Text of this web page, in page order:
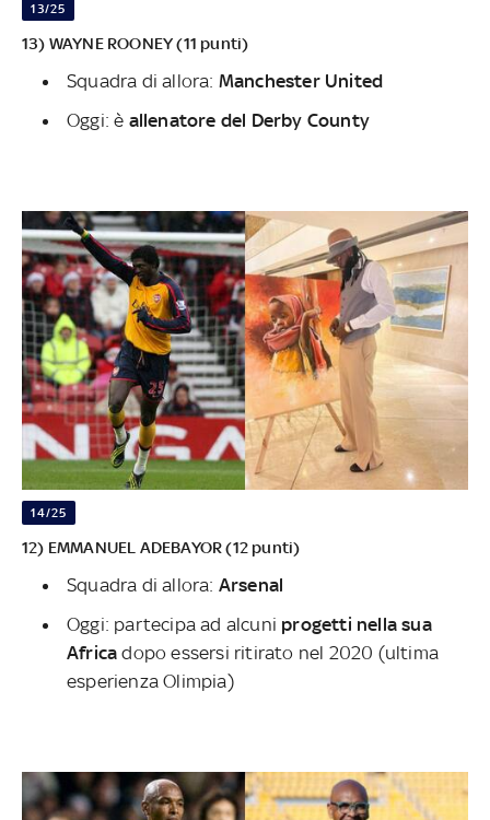
13/25
13) WAYNE ROONEY (11 punti)
Squadra di allora: Manchester United
Oggi: è allenatore del Derby County
14/25
12) EMMANUEL ADEBAYOR (12 punti)
Squadra di allora: Arsenal
Oggi: partecipa ad alcuni progetti nella sua
Africadopo essersi ritirato nel 2020 (ultima
esperienza Olimpia)